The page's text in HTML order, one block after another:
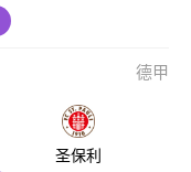
德甲
圣保利